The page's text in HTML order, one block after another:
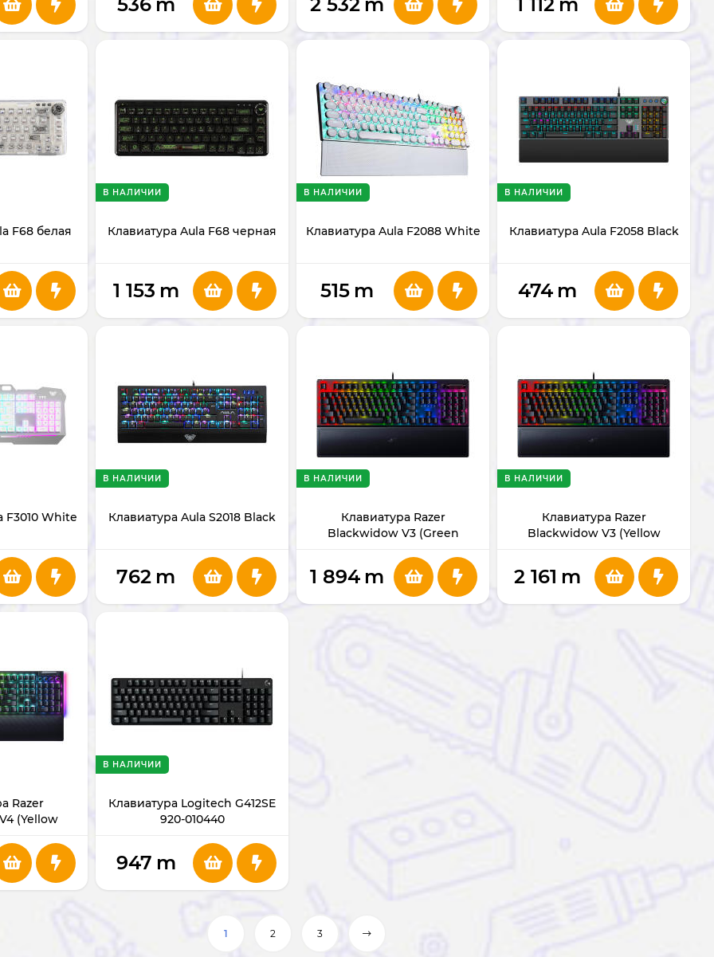
F68 белая Клавиатура Aula F68 черная
В НАЛИЧИИ
1 153 m
Клавиатура Aula F2088 White
В НАЛИЧИИ
515 m
Клавиатура Aula F2058 Black
В НАЛИЧИИ
474 m
F3010 White Клавиатура Aula S2018 Black
В НАЛИЧИИ
762 m
Клавиатура Razer
Blackwidow V3 (Green
В НАЛИЧИИ
1 894 m
Клавиатура Razer
Blackwidow V3 (Yellow
В НАЛИЧИИ
2 161 m
Razer
(Yellow
Клавиатура Logitech G412SE
920-010440
В НАЛИЧИИ
947 m
1 2 3